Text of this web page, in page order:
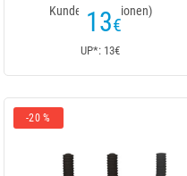
Kundenrezensionen)
13€
UP*: 13€
-20 %